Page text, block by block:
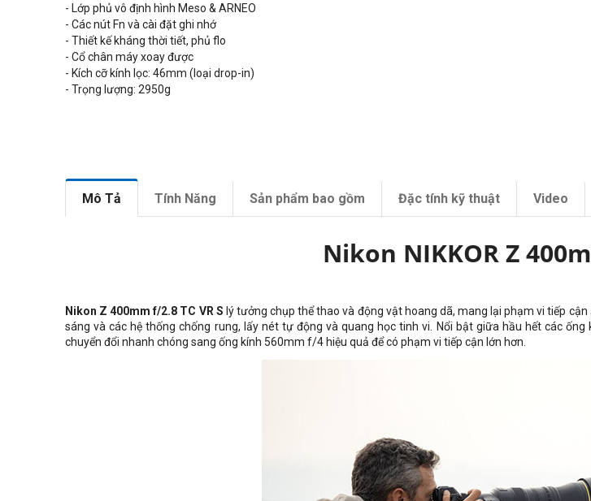
- Lớp phủ vô định hình Meso & ARNEO
- Các nút Fn và cài đặt ghi nhớ
- Thiết kế kháng thời tiết, phủ flo
- Cổ chân máy xoay được
- Kích cỡ kính lọc: 46mm (loại drop-in)
- Trọng lượng: 2950g
Mô Tả Tính Năng Sản phẩm bao gồm Đặc tính kỹ thuật Video
Nikon NIKKOR Z
Nikon Z 400mm f/2.8 TC VR S lý tưởng chụp thể thao và động vật hoang dã, mang lại phạm vi tiếp
sáng và các hệ thống chống rung, lấy nét tự động và quang học tinh vi. Nổi bật giữa hầu hết các
chuyển đổi nhanh chóng sang ống kính 560mm f/4 hiệu quả để có phạm vi tiếp cận lớn hơn.